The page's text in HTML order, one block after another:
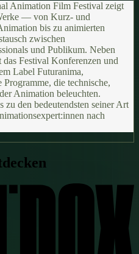
Animation Film Festival zeigt
— von Kurz- und
bis zu animierten
zwischen
und Publikum. Neben
Festival Konferenzen und
Label Futuranima,
die technische,
Animation beleuchten.
den bedeutendsten seiner Art
nach